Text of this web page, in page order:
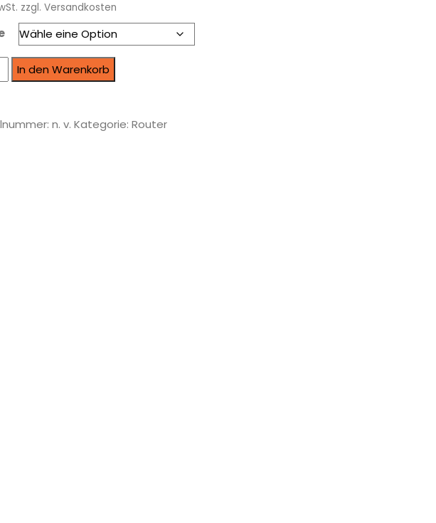
zzgl. Versandkosten
In den Warenkorb
n. v. Kategorie: Router